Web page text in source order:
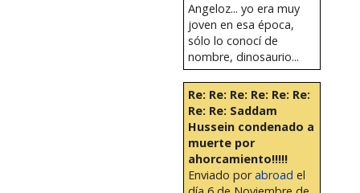
Angeloz... yo era muy
joven en esa época,
sólo lo conocí de
nombre, dinosaurio...
Re: Re: Re: Re: Re: Re:
Re: Re: Saddam
Hussein condenado a
muerte por
ahorcamiento!!!!!
Enviado porabroad el